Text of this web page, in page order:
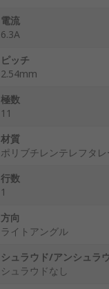
電流
6.3A
ピッチ
2.54mm
極数
11
材質
ポリブチレンテレフタレ
行数
1
方向
ライトアングル
シュラウド/アンシュラ
シュラウドなし